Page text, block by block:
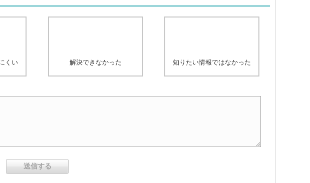
くい 解決できなかった 知りたい情報ではなかった